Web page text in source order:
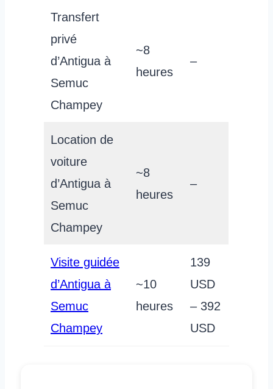
Transfert
privé
d’Antigua à
Semuc
Champey
~8
heures
–
Location de
voiture
d’Antigua à
Semuc
Champey
~8
heures
–
Visite guidée
d’Antigua à
Semuc
Champey
~10
heures
139
USD
– 392
USD